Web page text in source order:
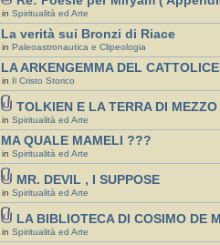
in Spiritualità ed Arte
La verità sui Bronzi di Riace
in Paleoastronautica e Clipeologia
LA ARKENGEMMA DEL
in Il Cristo Storico
TOLKIEN E LA TERRA DI MEZZO
in Spiritualità ed Arte
MA QUALE MAMELI ???
in Spiritualità ed Arte
MR. DEVIL , I SUPPOSE
in Spiritualità ed Arte
LA BIBLIOTECA DI COSIMO DE
in Spiritualità ed Arte